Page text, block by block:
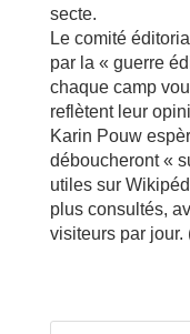
secte.
Le comité
par la « guerre
chaque camp
reflètent leur
Karin Pouw
déboucheront «
utiles sur
plus consultés,
visiteurs par